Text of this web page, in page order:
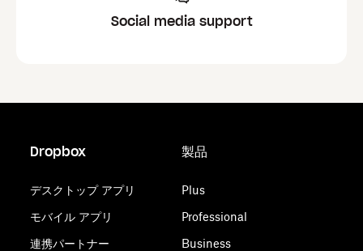
Social media support
Dropbox
デスクトップ アプリ
モバイル アプリ
連携パートナー
製品
Plus
Professional
Business